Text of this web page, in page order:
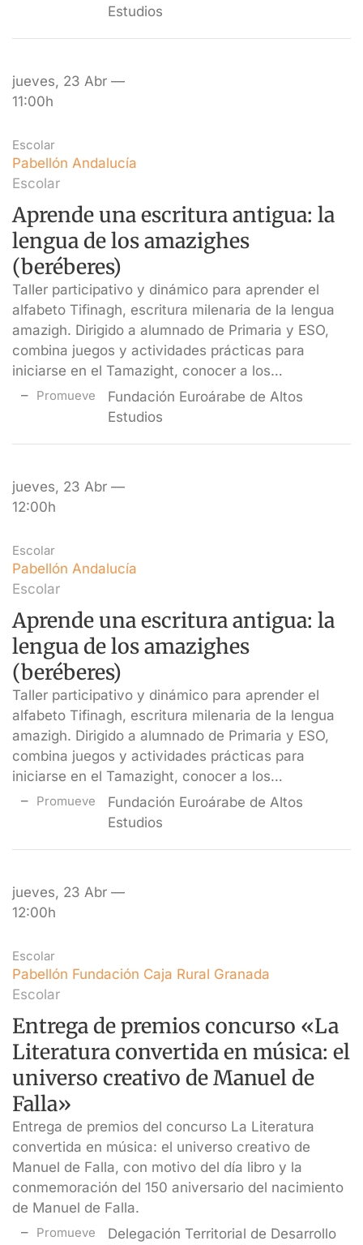
Estudios
jueves, 23 Abr —
11:00h
Escolar
Pabellón Andalucía
Escolar
Aprende una escritura antigua: la
lengua de los amazighes
(beréberes)
Taller participativo y dinámico para aprender el
alfabeto Tifinagh, escritura milenaria de la lengua
amazigh. Dirigido a alumnado de Primaria y ESO,
combina juegos y actividades prácticas para
iniciarse en el Tamazight, conocer a los…
Promueve
Fundación Euroárabe de Altos
Estudios
jueves, 23 Abr —
12:00h
Escolar
Pabellón Andalucía
Escolar
Aprende una escritura antigua: la
lengua de los amazighes
(beréberes)
Taller participativo y dinámico para aprender el
alfabeto Tifinagh, escritura milenaria de la lengua
amazigh. Dirigido a alumnado de Primaria y ESO,
combina juegos y actividades prácticas para
iniciarse en el Tamazight, conocer a los…
Promueve
Fundación Euroárabe de Altos
Estudios
jueves, 23 Abr —
12:00h
Escolar
Pabellón Fundación Caja Rural Granada
Escolar
Entrega de premios concurso «La
Literatura convertida en música: el
universo creativo de Manuel de
Falla»
Entrega de premios del concurso La Literatura
convertida en música: el universo creativo de
Manuel de Falla, con motivo del día libro y la
conmemoración del 150 aniversario del nacimiento
de Manuel de Falla.
Promueve
Delegación Territorial de Desarrollo